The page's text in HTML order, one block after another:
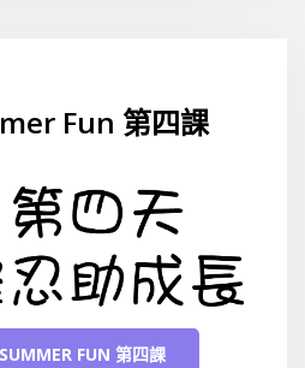
Fun 第四課
FUN 第四課